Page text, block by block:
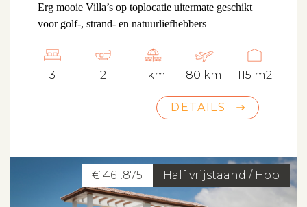
Erg mooie Villa’s op toplocatie uitermate geschikt
voor golf-, strand- en natuurliefhebbers
3 2 1 km 80 km 115 m2
DETAILS
Half vrijstaand / Hob
€ 461.875